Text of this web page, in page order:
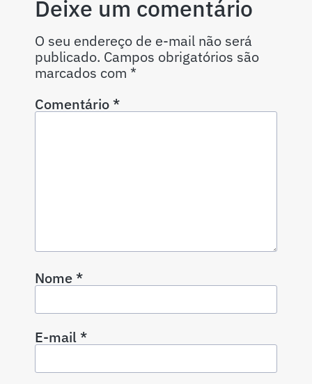
Deixe um comentário
O seu endereço de e-mail não será
publicado. Campos obrigatórios são
marcados com *
Comentário*
Nome*
E-mail*